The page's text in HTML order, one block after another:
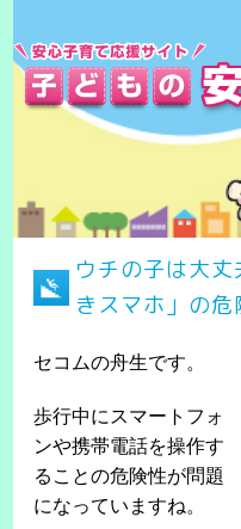
ウチの子は大
きスマホ」の危
セコムの舟生です。
歩行中にスマートフォ
ンや携帯電話を操作す
ることの危険性が問題
になっていますね。